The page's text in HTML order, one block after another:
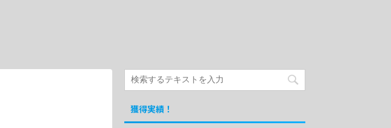
獲得実績！